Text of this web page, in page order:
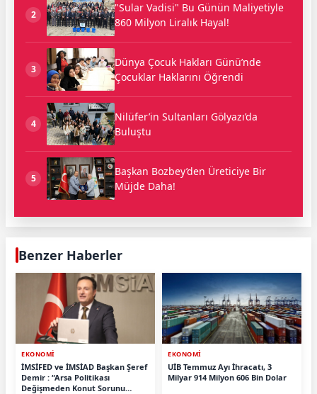
2
"Sular Vadisi" Bu Günün Maliyetiyle
860 Milyon Liralık Hayal!
3
Dünya Çocuk Hakları Günü’nde
Çocuklar Haklarını Öğrendi
4
Nilüfer’in Sultanları Gölyazı’da
Buluştu
5
Başkan Bozbey’den Üreticiye Bir
Müjde Daha!
Benzer Haberler
EKONOMİ
İMSİFED ve İMSİAD Başkan Şeref
Demir : “Arsa Politikası
Değişmeden Konut Sorunu
EKONOMİ
UİB Temmuz Ayı İhracatı, 3
Milyar 914 Milyon 606 Bin Dolar